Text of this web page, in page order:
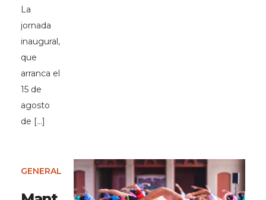
La
jornada
inaugural,
que
arranca el
15 de
agosto
de […]
GENERAL